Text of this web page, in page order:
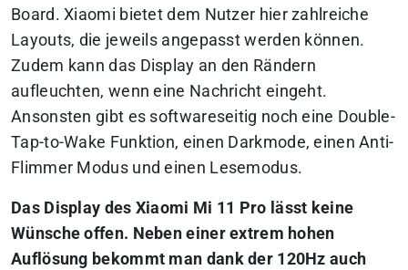
Board. Xiaomi bietet dem Nutzer hier zahlreiche
Layouts, die jeweils angepasst werden können.
Zudem kann das Display an den Rändern
aufleuchten, wenn eine Nachricht eingeht.
Ansonsten gibt es softwareseitig noch eine Double-
Tap-to-Wake Funktion, einen Darkmode, einen Anti-
Flimmer Modus und einen Lesemodus.
Das Display des Xiaomi Mi 11 Pro lässt keine
Wünsche offen. Neben einer extrem hohen
Auflösung bekommt man dank der 120Hz auch